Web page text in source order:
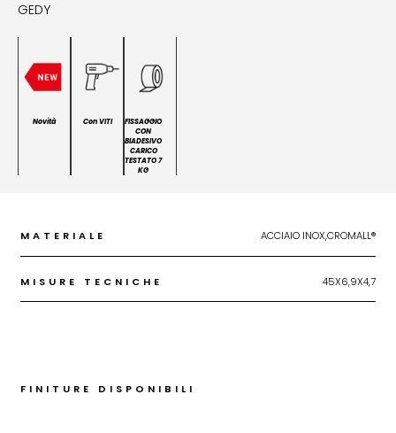
GEDY
Novità Con VITI
FISSAGGIO
CON
BIADESIVO
CARICO
TESTATO 7
KG
MATERIALE ACCIAIO INOX,CROMALL®
MISURE TECNICHE 45X6,9X4,7
FINITURE DISPONIBILI